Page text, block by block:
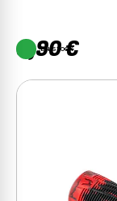
9,90 €
EN STOCK